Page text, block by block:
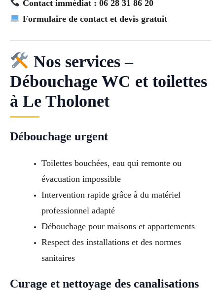
Contact immédiat : 06 28 31 86 20
Formulaire de contact et devis gratuit
Nos services –
Débouchage WC et toilettes
à Le Tholonet
Débouchage urgent
Toilettes bouchées, eau qui remonte ou
évacuation impossible
Intervention rapide grâce à du matériel
professionnel adapté
Débouchage pour maisons et appartements
Respect des installations et des normes
sanitaires
Curage et nettoyage des canalisations